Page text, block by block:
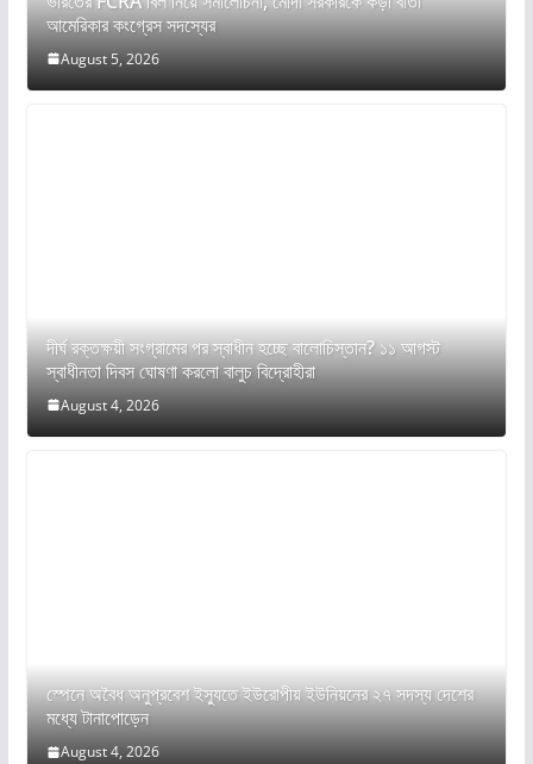
আমেরিকার কংগ্রেস সদস্যের
August 5, 2026
দীর্ঘ রক্তক্ষয়ী সংগ্রামের পর স্বাধীন হচ্ছে বালোচিস্তান? ১১ আগস্ট
স্বাধীনতা দিবস ঘোষণা করলো বালুচ বিদ্রোহীরা
August 4, 2026
স্পেনে অবৈধ অনুপ্রবেশ ইস্যুতে ইউরোপীয় ইউনিয়নের ২৭ সদস্য দেশের
মধ্যে টানাপোড়েন
August 4, 2026